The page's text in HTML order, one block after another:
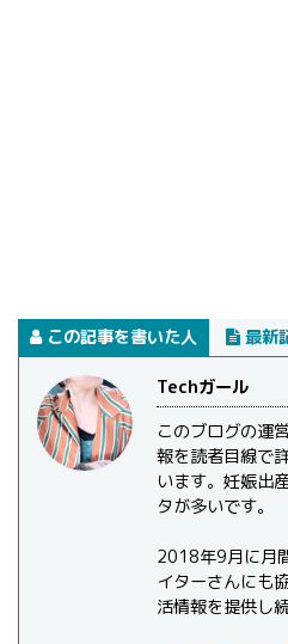
この記事を書いた人 最新
Techガール
このブログの運
報を読者目線で
います。妊娠出
タが多いです。
2018年9月に月
イターさんにも
活情報を提供し